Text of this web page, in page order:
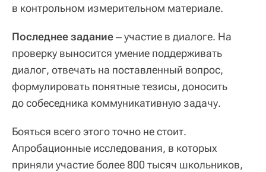
в контрольном измерительном материале.
Последнее задание‒ участие в диалоге. На
проверку выносится умение поддерживать
диалог, отвечать на поставленный вопрос,
формулировать понятные тезисы, доносить
до собеседника коммуникативную задачу.
Бояться всего этого точно не стоит.
Апробационные исследования, в которых
приняли участие более 800 тысяч школьников,